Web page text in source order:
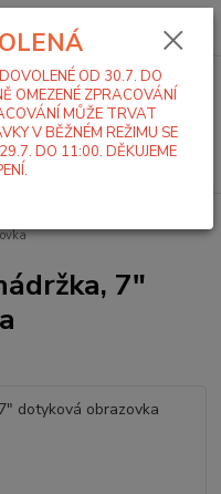
Menu
Hledat
0,00 Kč
7"
OD 30.7. DO
OMEZENÉ ZPRACOVÁNÍ
MŮŽE TRVAT
V BĚŽNÉM REŽIMU SE
DO 11:00. DĚKUJEME